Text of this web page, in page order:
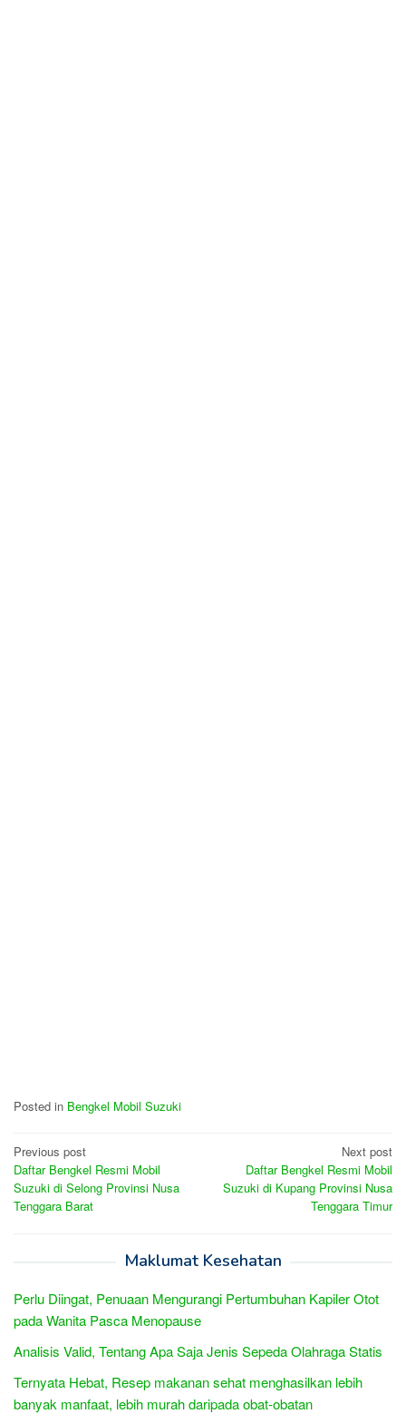
Posted in Bengkel Mobil Suzuki
Post
navigation
Previous post
Daftar Bengkel Resmi Mobil
Suzuki di Selong Provinsi Nusa
Tenggara Barat
Next post
Daftar Bengkel Resmi Mobil
Suzuki di Kupang Provinsi Nusa
Tenggara Timur
Maklumat Kesehatan
Perlu Diingat, Penuaan Mengurangi Pertumbuhan Kapiler Otot
pada Wanita Pasca Menopause
Analisis Valid, Tentang Apa Saja Jenis Sepeda Olahraga Statis
Ternyata Hebat, Resep makanan sehat menghasilkan lebih
banyak manfaat, lebih murah daripada obat-obatan